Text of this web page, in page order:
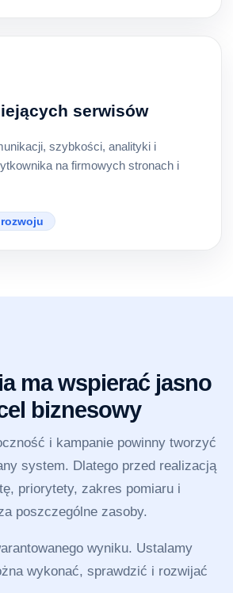
serwisów
szybkości, analityki i
na firmowych stronach i
ma wspierać jasno
biznesowy
i kampanie powinny tworzyć
system. Dlatego przed realizacją
priorytety, zakres pomiaru i
poszczególne zasoby.
wyniku. Ustalamy
wykonać, sprawdzić i rozwijać